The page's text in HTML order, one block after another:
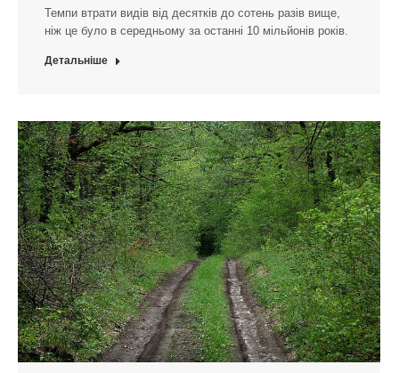
Темпи втрати видів від десятків до сотень разів вище,
ніж це було в середньому за останні 10 мільйонів років.
Детальніше